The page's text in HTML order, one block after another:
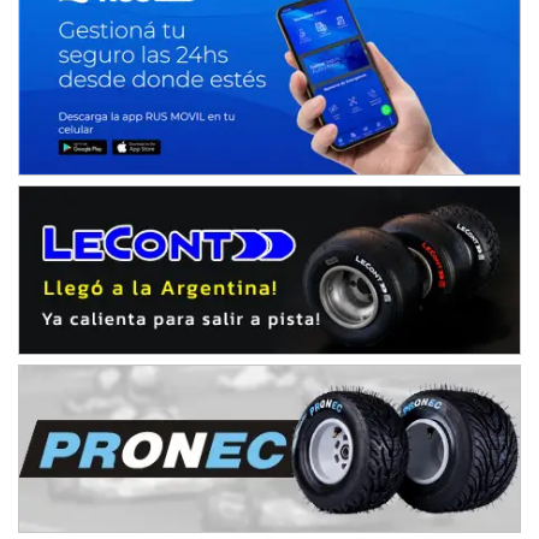
KDO - F6
Ciudad de Trenque Lauquen (Asfalto)
Trenque Lauquen (Buenos Aires)
ENTRERRIANO - F6 (POSTERGADA)
Parque de la Velocidad (Asfalto)
Villaguay (Entre Ríos)
El Cerro (Tierra)
Victoria (Entre Ríos)
PATAGONICO - F6
Moto Club Reginense (Tierra)
Juventud Unida (Tierra)
Humboldt (Santa Fe)
NORESTE SANTAFESINO - F6